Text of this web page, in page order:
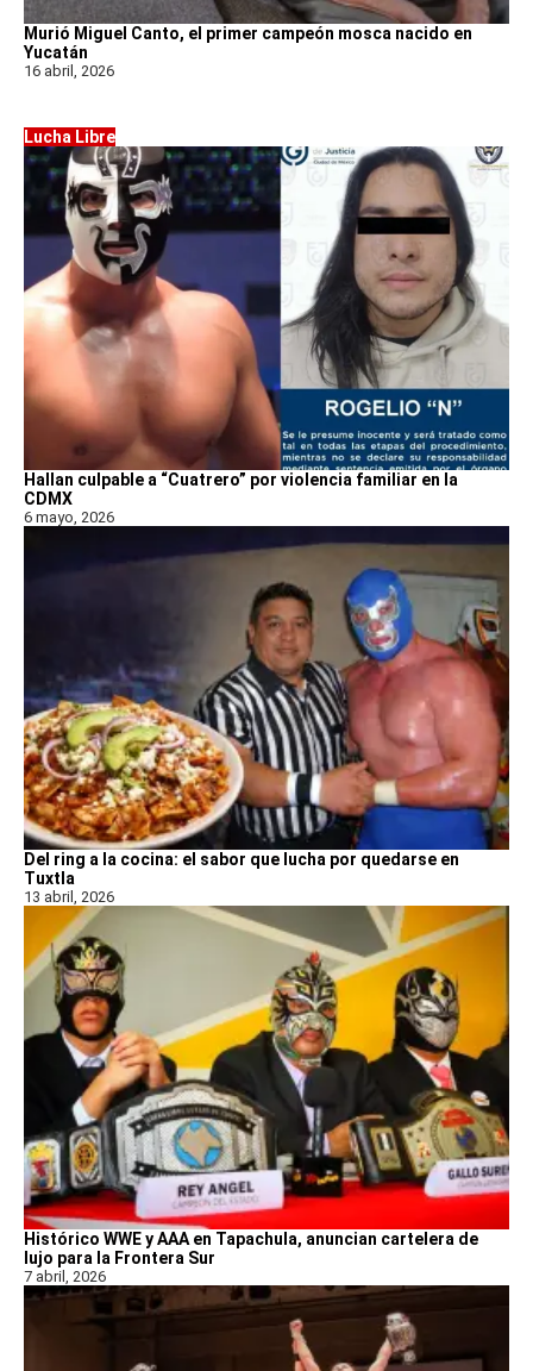
Murió Miguel Canto, el primer campeón mosca nacido en
Yucatán
16 abril, 2026
Lucha Libre
Hallan culpable a “Cuatrero” por violencia familiar en la
CDMX
6 mayo, 2026
Del ring a la cocina: el sabor que lucha por quedarse en
Tuxtla
13 abril, 2026
Histórico WWE y AAA en Tapachula, anuncian cartelera de
lujo para la Frontera Sur
7 abril, 2026